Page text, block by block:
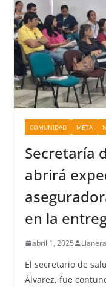
COMUNIDAD META
Secretaría
abrirá
en la
abril 1, 2025
El secretario de
Álvarez, fue